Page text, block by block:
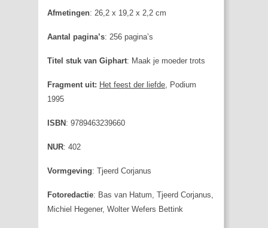
Afmetingen: 26,2 x 19,2 x 2,2 cm
Aantal pagina’s: 256 pagina’s
Titel stuk van Giphart: Maak je moeder trots
Fragment uit: Het feest der liefde, Podium
1995
ISBN : 9789463239660
NUR: 402
Vormgeving: Tjeerd Corjanus
Fotoredactie: Bas van Hatum, Tjeerd Corjanus,
Michiel Hegener, Wolter Wefers Bettink